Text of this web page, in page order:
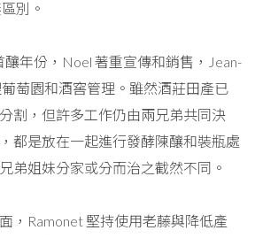
別。
釀年份，Noel 著重宣傳和銷售，Jean-
萄園和酒窖管理。雖然酒莊田產已
割，但許多工作仍由兩兄弟共同決
都是放在一起進行發酵陳釀和裝瓶處
弟姐妹分家或分而治之截然不同。
，Ramonet 堅持使用老藤與降低產